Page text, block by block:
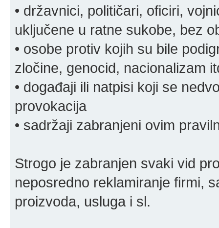
• državnici, političari, oficiri,
uključene u ratne sukobe, bez
• osobe protiv kojih su bile
zločine, genocid, nacionalizam
• događaji ili natpisi koji se
provokacija
• sadržaji zabranjeni ovim
Strogo je zabranjen svaki vid
neposredno reklamiranje firmi,
proizvoda, usluga i sl.